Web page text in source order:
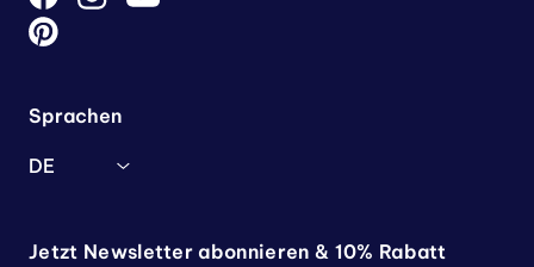
Sprachen
DE
Jetzt Newsletter abonnieren & 10% Rabatt